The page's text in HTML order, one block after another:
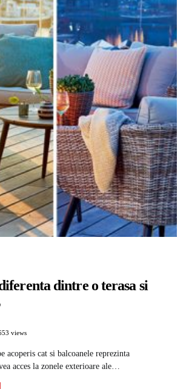
dintre o terasa si
views
acoperis cat si balcoanele reprezinta
acces la zonele exterioare ale…